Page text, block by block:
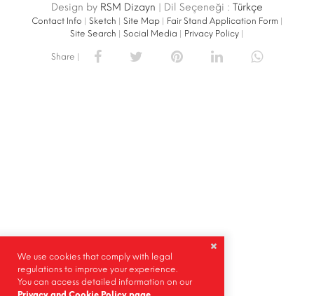
Design by RSM Dizayn | Dil Seçeneği : Türkçe
Contact Info Sketch Site Map| Fair Stand Application Form
Site Search
Social Media Privacy Policy
Share |
We use cookies that comply with legal
regulations to improve your experience.
You can access detailed information on our